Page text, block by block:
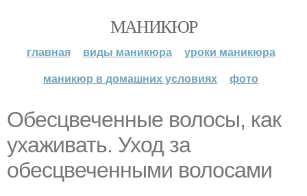
МАНИКЮР
главная виды маникюра
уроки маникюра
маникюр в домашних условиях
фото
Обесцвеченные волосы, как
ухаживать. Уход за
обесцвеченными волосами